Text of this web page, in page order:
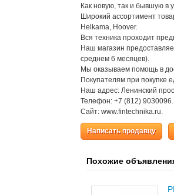
Как новую, так и бывшую в
Широкий ассортимент
Helkama, Hoover.
Вся техника проходит
Наш магазин
среднем 6 месяцев).
Мы оказываем помощь в
Покупателям при покупке
Наш адрес: Ленинский
Телефон: +7 (812) 9030096.
Сайт: www.fintechnika.ru.
Написать продавцу
Похожие